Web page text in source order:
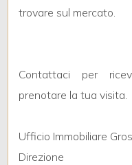
trovare sul mercato.
Contattaci per
prenotare la tua visita.
Ufficio Immobiliare
Direzione
3